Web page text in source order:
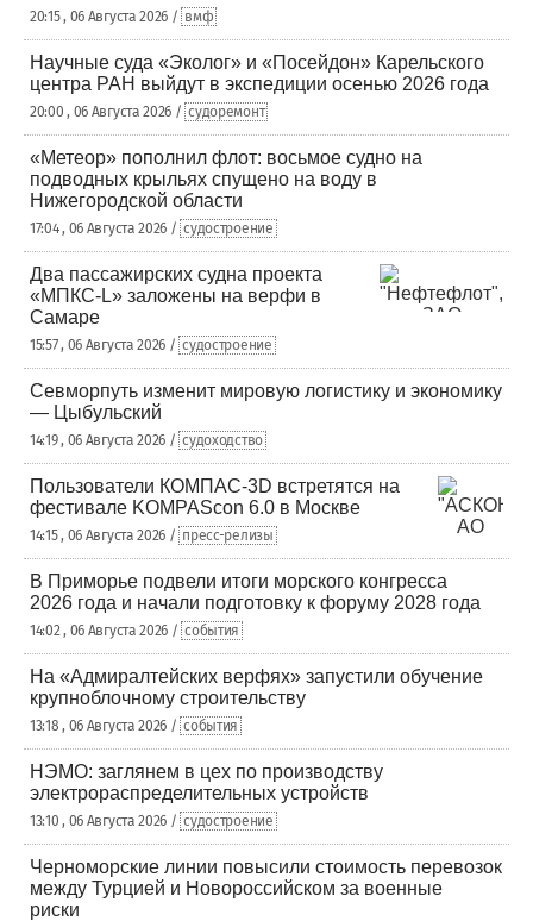
20:15 , 06 Августа 2026 / вмф
Научные суда «Эколог» и «Посейдон» Карельского
центра РАН выйдут в экспедиции осенью 2026 года
20:00 , 06 Августа 2026 / судоремонт
«Метеор» пополнил флот: восьмое судно на
подводных крыльях спущено на воду в
Нижегородской области
17:04 , 06 Августа 2026 / судостроение
Два пассажирских судна проекта
«МПКС-L» заложены на верфи в
Самаре
15:57 , 06 Августа 2026 / судостроение
Севморпуть изменит мировую логистику и экономику
— Цыбульский
14:19 , 06 Августа 2026 / судоходство
Пользователи КОМПАС-3D встретятся на
фестивале KOMPAScon 6.0 в Москве
14:15 , 06 Августа 2026 / пресс-релизы
В Приморье подвели итоги морского конгресса
2026 года и начали подготовку к форуму 2028 года
14:02 , 06 Августа 2026 / события
На «Адмиралтейских верфях» запустили обучение
крупноблочному строительству
13:18 , 06 Августа 2026 / события
НЭМО: заглянем в цех по производству
электрораспределительных устройств
13:10 , 06 Августа 2026 / судостроение
Черноморские линии повысили стоимость перевозок
между Турцией и Новороссийском за военные
риски